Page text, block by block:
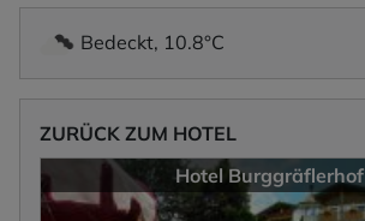
Bedeckt, 10.8°C
ZURÜCK ZUM HOTEL
Hotel Burggräflerhof